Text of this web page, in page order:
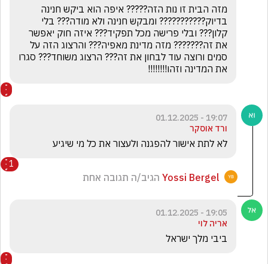
את המדינה וזהו!!!!!!!!
19:07 - 01.12.2025
ורד אוסקר
לא לתת אישור להפגנה ולעצור את כל מי שיגיע
1
Yossi Bergel הגיב/ה תגובה אחת
19:05 - 01.12.2025
אריה לוי
ביבי מלך ישראל